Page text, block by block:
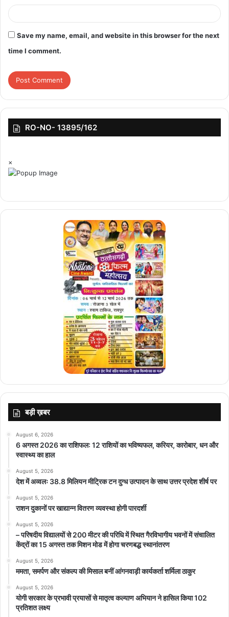
Save my name, email, and website in this browser for the next
time I comment.
RO-NO- 13895/162
×
बड़ी ख़बर
August 6, 2026
6 अगस्त 2026 का राशिफल: 12 राशियों का भविष्यफल, करियर, कारोबार, धन और
स्वास्थ्य का हाल
August 5, 2026
देश में अव्वलः 38.8 मिलियन मीट्रिक टन दुग्ध उत्पादन के साथ उत्तर प्रदेश शीर्ष पर
August 5, 2026
राशन दुकानों पर खाद्यान्न वितरण व्यवस्था होगी पारदर्शी
August 5, 2026
– परिषदीय विद्यालयों से 200 मीटर की परिधि में स्थित गैरविभागीय भवनों में संचालित
केंद्रों का 15 अगस्त तक मिशन मोड में होगा चरणबद्ध स्थानांतरण
August 5, 2026
ममता, समर्पण और संकल्प की मिसाल बनीं आंगनवाड़ी कार्यकर्ता शर्मिला ठाकुर
August 5, 2026
योगी सरकार के प्रभावी प्रयासों से मातृत्व कल्याण अभियान ने हासिल किया 102
प्रतिशत लक्ष्य